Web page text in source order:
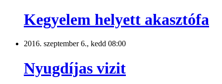
Kegyelem helyett akasztófa
2016. szeptember 6., kedd 08:00
Nyugdíjas vizit